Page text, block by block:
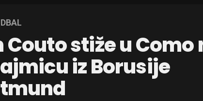
Couto stiže u Como
iz Borusije